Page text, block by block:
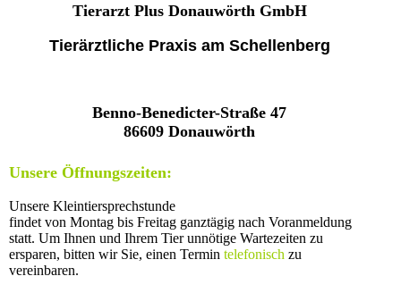
Tierarzt Plus Donauwörth GmbH
Tierärztliche Praxis am Schellenberg
Benno-Benedicter-Straße 47
86609 Donauwörth
Unsere Öffnungszeiten:
Unsere Kleintiersprechstunde
findet von Montag bis Freitag ganztägig nach Voranmeldung
statt. Um Ihnen und Ihrem Tier unnötige Wartezeiten zu
ersparen, bitten wir Sie, einen Termin telefonisch zu
vereinbaren.